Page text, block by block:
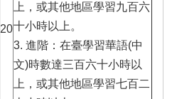
上，或其他地區學習九百六
十小時以上。
3. 進階：在臺學習華語(中
文)時數達三百六十小時以
上，或其他地區學習七百二
20